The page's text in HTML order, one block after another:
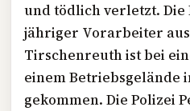
und tödlich verletzt. Die
jähriger Vorarbeiter
Tirschenreuth ist bei
einem Betriebsgelände
gekommen. Die Polizei